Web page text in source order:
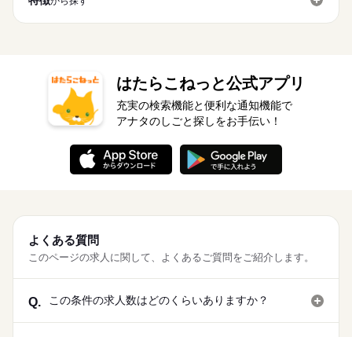
はたらこねっと公式アプリ
充実の検索機能と便利な通知機能で
アナタのしごと探しをお手伝い！
よくある質問
このページの求人に関して、よくあるご質問をご紹介します。
Q. この条件の求人数はどのくらいありますか？